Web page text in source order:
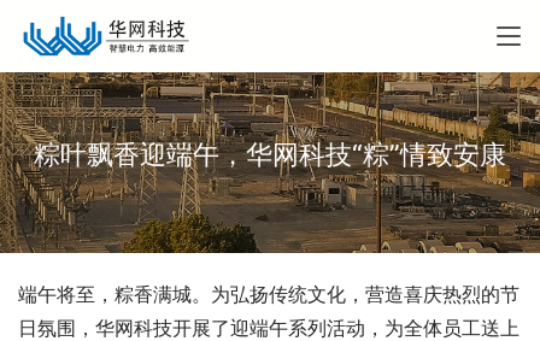
粽叶飘香迎端午，华网科技“粽”情致安康
端午将至，粽香满城。为弘扬传统文化，营造喜庆热烈的节
日氛围，华网科技开展了迎端午系列活动，为全体员工送上